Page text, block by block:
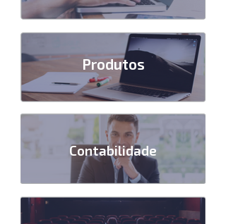
Produtos
Contabilidade